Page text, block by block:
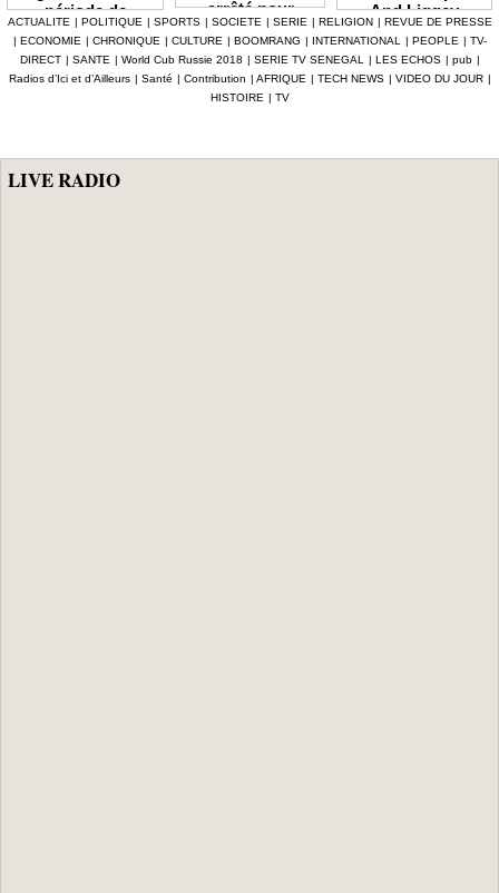
période de
soudure Le
gouvernement
débloque plus de
7,2 milliards F
arrêté pour
abattage
clandestin d’un
mouton et
tentative de
vente de viande
And Liggey
plaide pour un
report du scrutin
prévu en janvier
prochain
ACTUALITE | POLITIQUE | SPORTS | SOCIETE | SERIE | RELIGION | REVUE DE PRESSE
| ECONOMIE | CHRONIQUE | CULTURE | BOOMRANG | INTERNATIONAL | PEOPLE | TV-
DIRECT | SANTE | World Cub Russie 2018 | SERIE TV SENEGAL | LES ECHOS | pub |
Radios d’Ici et d’Ailleurs | Santé | Contribution | AFRIQUE | TECH NEWS | VIDEO DU JOUR |
HISTOIRE | TV
LIVE RADIO